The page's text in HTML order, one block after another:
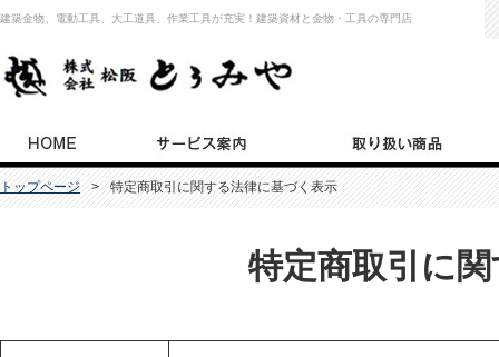
建築金物、電動工具、大工道具、作業工具が充実！建築資材と金物・工具の専門店
トップページ 特定商取引に関する法律に基づく表示
特定商取引に